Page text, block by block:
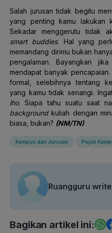
Salah jurusan tidak begitu
yang penting kamu lakukan
Sekadar menggerutu tidak
smart buddies. Hal yang
memandang dirimu bukan
pengalaman. Bayangkan
mendapat banyak
formal, selebihnya tentang
yang kamu tidak senangi.
lho. Siapa tahu suatu saat
backgroundkuliah dengan
biasa, bukan? (NM/TN)
Kampus dan Jurusan Pojok
Ruangguru
Bagikan artikel ini: